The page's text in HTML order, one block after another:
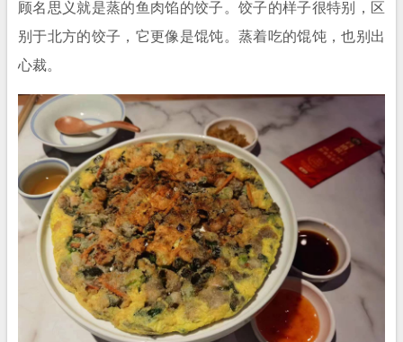
顾名思义就是蒸的鱼肉馅的饺子。饺子的样子很特别，区
别于北方的饺子，它更像是馄饨。蒸着吃的馄饨，也别出
心裁。